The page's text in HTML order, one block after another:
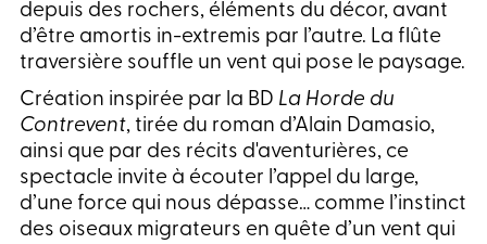
depuis des rochers, éléments du décor, avant
d’être amortis in-extremis par l’autre. La flûte
traversière souffle un vent qui pose le paysage.
Création inspirée par la BD La Horde du
Contrevent, tirée du roman d’Alain Damasio,
ainsi que par des récits d'aventurières, ce
spectacle invite à écouter l’appel du large,
d’une force qui nous dépasse… comme l’instinct
des oiseaux migrateurs en quête d’un vent qui